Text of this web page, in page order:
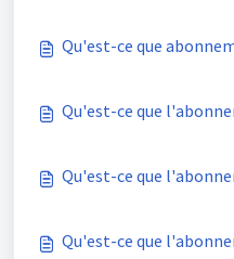
Qu'est-ce que
Qu'est-ce que
Qu'est-ce que
Qu'est-ce que